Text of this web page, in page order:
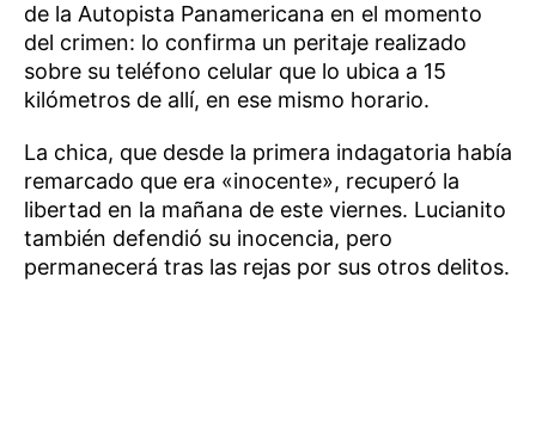
de la Autopista Panamericana en el momento
del crimen: lo confirma un peritaje realizado
sobre su teléfono celular que lo ubica a 15
kilómetros de allí, en ese mismo horario.
La chica, que desde la primera indagatoria había
remarcado que era «inocente», recuperó la
libertad en la mañana de este viernes. Lucianito
también defendió su inocencia, pero
permanecerá tras las rejas por sus otros delitos.